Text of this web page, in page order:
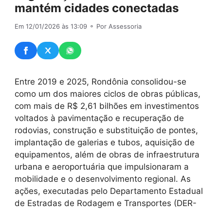
mantém cidades conectadas
Em 12/01/2026 às 13:09 ⚬ Por Assessoria
Entre 2019 e 2025, Rondônia consolidou-se
como um dos maiores ciclos de obras públicas,
com mais de R$ 2,61 bilhões em investimentos
voltados à pavimentação e recuperação de
rodovias, construção e substituição de pontes,
implantação de galerias e tubos, aquisição de
equipamentos, além de obras de infraestrutura
urbana e aeroportuária que impulsionaram a
mobilidade e o desenvolvimento regional. As
ações, executadas pelo Departamento Estadual
de Estradas de Rodagem e Transportes (DER-